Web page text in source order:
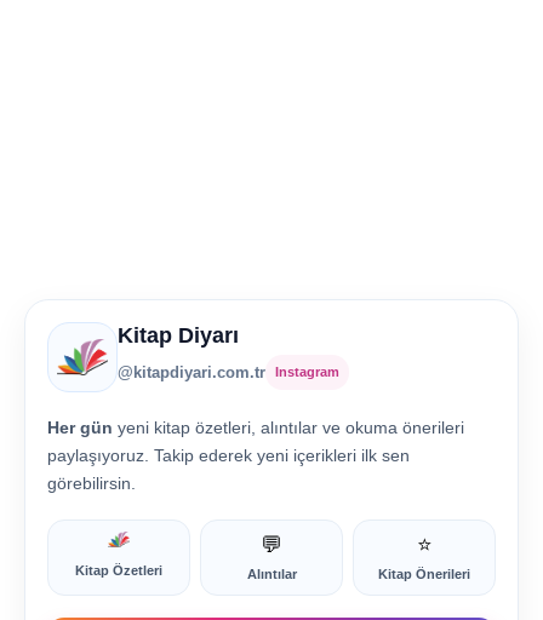
Kitap Diyarı
@kitapdiyari.com.tr Instagram
Her gün yeni kitap özetleri, alıntılar ve okuma önerileri
paylaşıyoruz. Takip ederek yeni içerikleri ilk sen
görebilirsin.
Kitap Özetleri
💬
Alıntılar
⭐
Kitap Önerileri